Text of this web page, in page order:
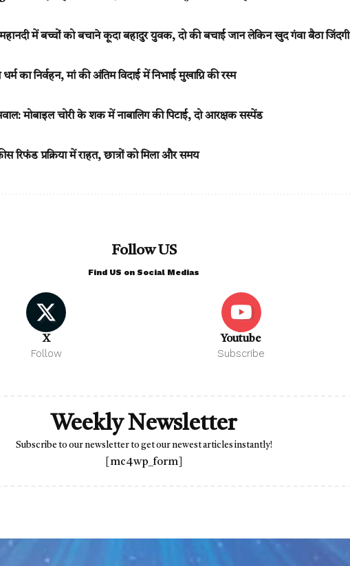
में बच्चों को बचाने कूदा बहादुर युवक, दो की बचाई जान लेकिन खुद गंवा बैठा जिंदगी
धर्म का निर्वहन, मां की अंतिम विदाई में निभाई मुखाग्नि की रस्म
मोबाइल चोरी के शक में नाबालिग की पिटाई, दो आरक्षक सस्पेंड
रिफंड प्रक्रिया में राहत, छात्रों को मिला और समय
Follow US
Find US on Social Medias
X
Follow
Youtube
Subscribe
Weekly Newsletter
Subscribe to our newsletter to get our newest articles instantly!
[mc4wp_form]